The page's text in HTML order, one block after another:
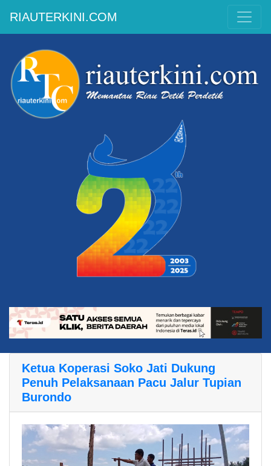
RIAUTERKINI.COM
Ketua Koperasi Soko Jati Dukung
Penuh Pelaksanaan Pacu Jalur Tupian
Burondo